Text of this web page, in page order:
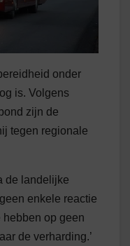
onder
is. Volgens
zijn de
tegen regionale
de landelijke
enkele reactie
op geen
de verharding.’